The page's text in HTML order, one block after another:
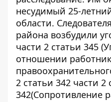
несудимый 25-
области.
района возбудили
части 2 статьи 345
отношении
2 статьи 342 части 2
342(Сопротивление